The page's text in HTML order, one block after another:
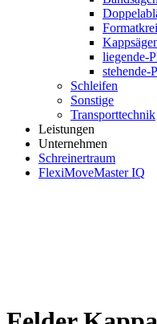
liegende-
stehende-
Schleifen
Sonstige
Transporttechnik
Leistungen
Unternehmen
Schreinertraum
FlexiMoveMaster IQ